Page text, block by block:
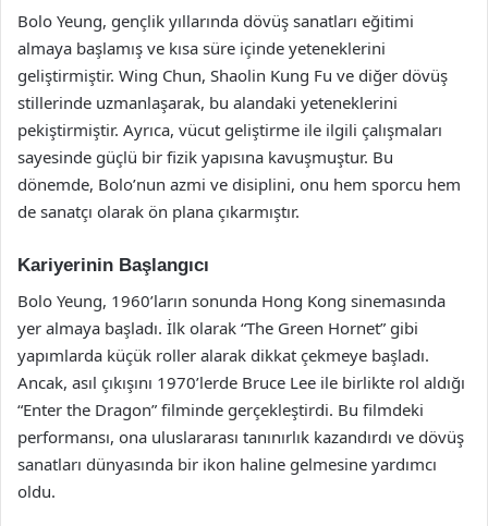
Bolo Yeung, gençlik yıllarında dövüş sanatları eğitimi
almaya başlamış ve kısa süre içinde yeteneklerini
geliştirmiştir. Wing Chun, Shaolin Kung Fu ve diğer dövüş
stillerinde uzmanlaşarak, bu alandaki yeteneklerini
pekiştirmiştir. Ayrıca, vücut geliştirme ile ilgili çalışmaları
sayesinde güçlü bir fizik yapısına kavuşmuştur. Bu
dönemde, Bolo’nun azmi ve disiplini, onu hem sporcu hem
de sanatçı olarak ön plana çıkarmıştır.
Kariyerinin Başlangıcı
Bolo Yeung, 1960’ların sonunda Hong Kong sinemasında
yer almaya başladı. İlk olarak “The Green Hornet” gibi
yapımlarda küçük roller alarak dikkat çekmeye başladı.
Ancak, asıl çıkışını 1970’lerde Bruce Lee ile birlikte rol aldığı
“Enter the Dragon” filminde gerçekleştirdi. Bu filmdeki
performansı, ona uluslararası tanınırlık kazandırdı ve dövüş
sanatları dünyasında bir ikon haline gelmesine yardımcı
oldu.